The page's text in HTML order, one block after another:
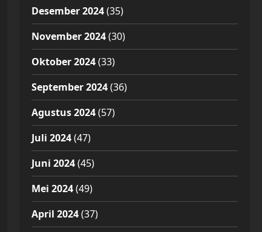
Desember 2024(35)
November 2024(30)
Oktober 2024(33)
September 2024(36)
Agustus 2024(57)
Juli 2024(47)
Juni 2024(45)
Mei 2024(49)
April 2024(37)